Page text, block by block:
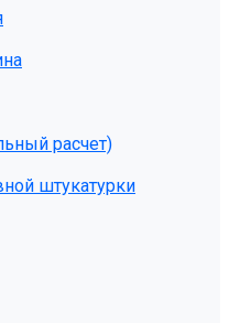
расчет)
штукатурки